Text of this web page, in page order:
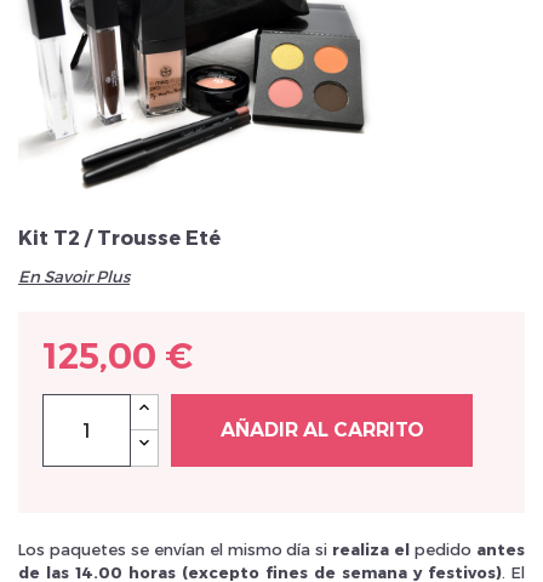
Veuillez réinitialiser votre mot de passe
Kit T2 / Trousse Eté
En Savoir Plus
125,00 €
AÑADIR AL CARRITO
Los paquetes se envían el mismo día si realiza el pedido antes
de las 14.00 horas (excepto fines de semana y festivos) . El